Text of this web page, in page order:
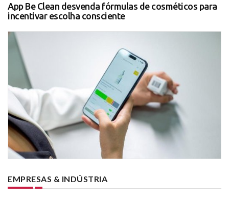
App Be Clean desvenda fórmulas de cosméticos para
incentivar escolha consciente
EMPRESAS & INDÚSTRIA